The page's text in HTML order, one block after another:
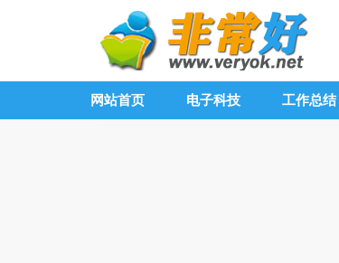
网站首页 电子科技 工作总结